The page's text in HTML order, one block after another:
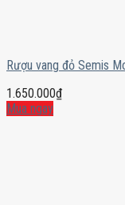
Rượu vang đỏ Semis
1.650.000₫
Mua ngay